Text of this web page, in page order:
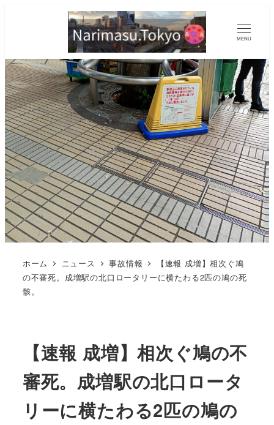
MENU
ホーム ニュース 事故情報
【速報 成増】相次ぐ鳩
の不審死。成増駅の北口ロータリーに横たわる2匹の鳩の死
骸。
【速報 成増】相次ぐ鳩の不
審死。成増駅の北口ロータ
リーに横たわる2匹の鳩の